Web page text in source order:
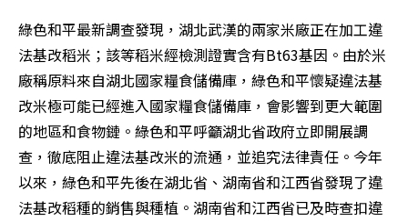
綠色和平最新調查發現，湖北武漢的兩家米廠正在加工違
法基改稻米；該等稻米經檢測證實含有Bt63基因。由於米
廠稱原料來自湖北國家糧食儲備庫，綠色和平懷疑違法基
改米極可能已經進入國家糧食儲備庫，會影響到更大範圍
的地區和食物鏈。綠色和平呼籲湖北省政府立即開展調
查，徹底阻止違法基改米的流通，並追究法律責任。今年
以來，綠色和平先後在湖北省、湖南省和江西省發現了違
法基改稻種的銷售與種植。湖南省和江西省已及時查扣違